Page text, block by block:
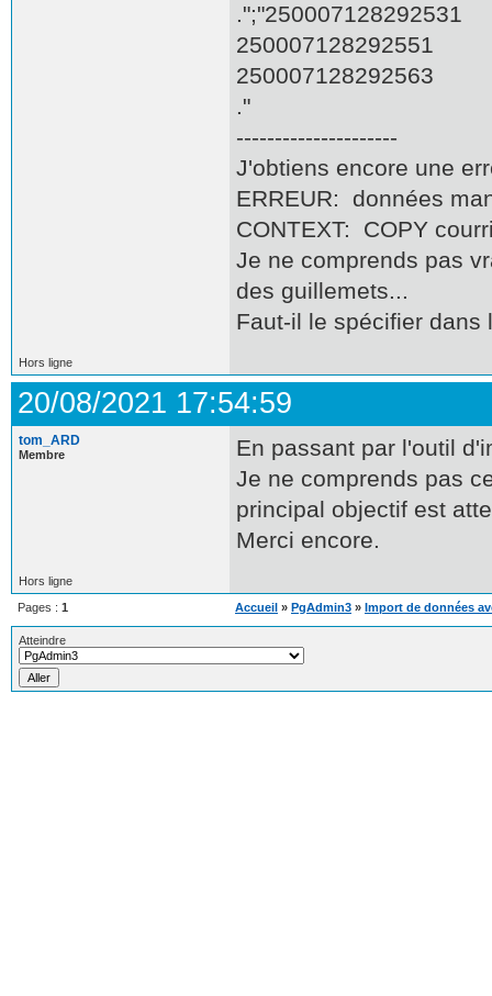
.";"250007128292531
250007128292551
250007128292563
."
---------------------
J'obtiens encore une
ERREUR: données
CONTEXT: COPY
Je ne comprends pas
des guillemets...
Faut-il le spécifier dans
Hors ligne
20/08/2021 17:54:59
tom_ARD
Membre
En passant par l'outil
Je ne comprends pas
principal objectif est
Merci encore.
Hors ligne
Pages : 1 Accueil » PgAdmin3 » Import de données
Atteindre